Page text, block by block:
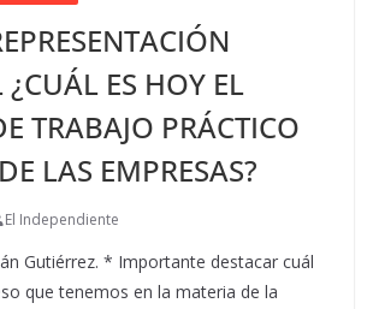
ES HOY EL
TRABAJO PRÁCTICO
LAS EMPRESAS?
El Independiente
Gutiérrez. * Importante destacar cuál
que tenemos en la materia de la